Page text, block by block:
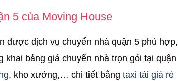
5 của Moving House
được dịch vụ chuyển nhà quận 5 phù hợp,
bảng giá chuyển nhà trọn gói tại quận
, kho xưởng,… chi tiết bằng taxi tải giá rẻ